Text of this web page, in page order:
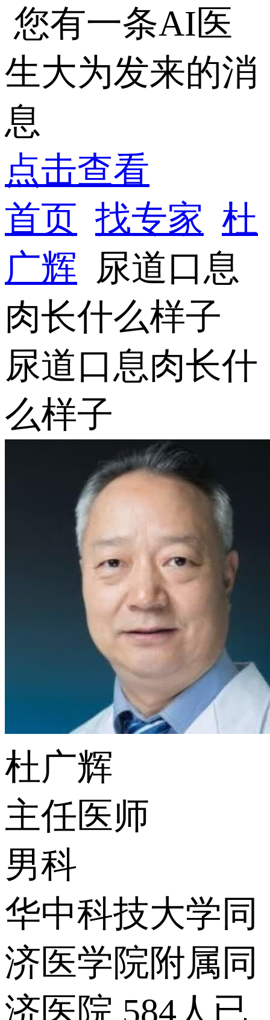
您有一条AI医
生大为发来的消
息
点击查看
首页 找专家 杜
广辉
尿道口息
肉长什么样子
尿道口息肉长什
么样子
杜广辉
主任医师
男科
华中科技大学同
济医学院附属同
济医院 584人已